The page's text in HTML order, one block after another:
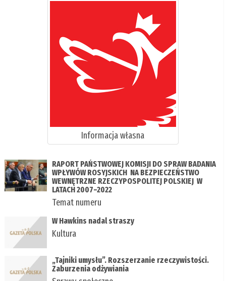
Informacja własna
RAPORT PAŃSTWOWEJ KOMISJI DO SPRAW BADANIA
WPŁYWÓW ROSYJSKICH NA BEZPIECZEŃSTWO
WEWNĘTRZNE RZECZYPOSPOLITEJ POLSKIEJ W
LATACH 2007–2022
Temat numeru
W Hawkins nadal straszy
Kultura
„Tajniki umysłu”. Rozszerzanie rzeczywistości.
Zaburzenia odżywiania